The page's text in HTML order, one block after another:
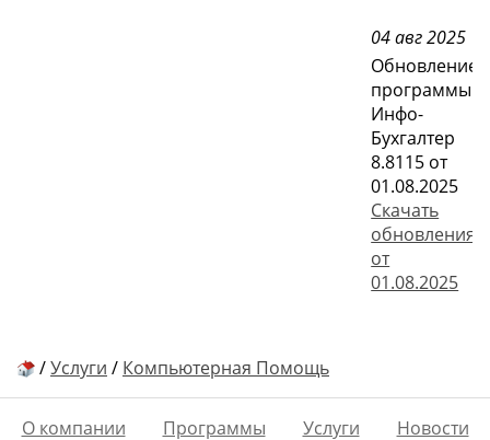
04 авг 2025
Обновление
программы
Инфо-
Бухгалтер
8.8115 от
01.08.2025
Скачать
обновления
от
01.08.2025
/Услуги / Компьютерная Помощь
О компании Программы Услуги Новости